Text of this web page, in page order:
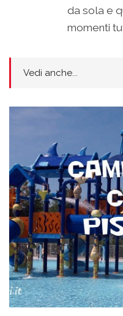
da sola e
momenti
Vedi anche...